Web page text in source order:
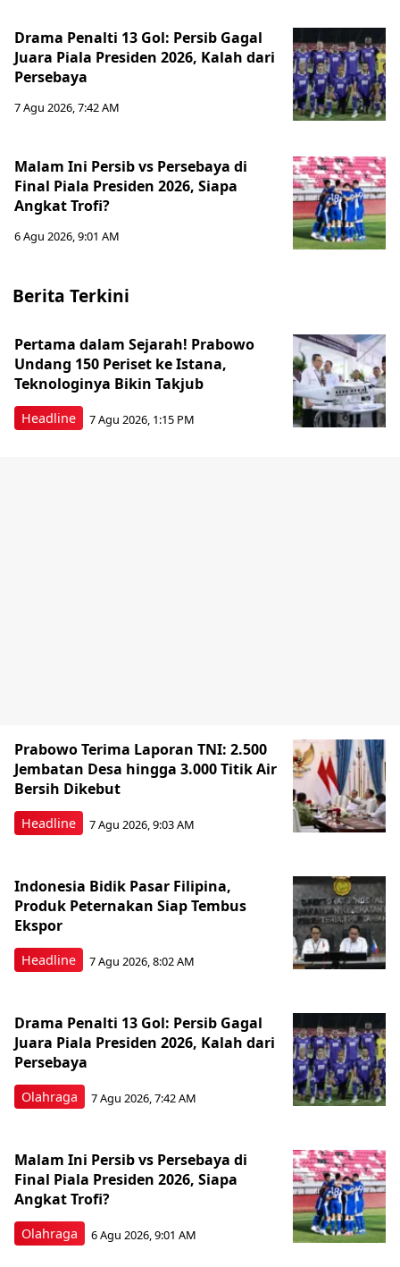
Drama Penalti 13 Gol: Persib Gagal
Juara Piala Presiden 2026, Kalah dari
Persebaya
7 Agu 2026, 7:42 AM
Malam Ini Persib vs Persebaya di
Final Piala Presiden 2026, Siapa
Angkat Trofi?
6 Agu 2026, 9:01 AM
Berita Terkini
Headline
Pertama dalam Sejarah! Prabowo
Undang 150 Periset ke Istana,
Teknologinya Bikin Takjub
7 Agu 2026, 1:15 PM
Headline
Prabowo Terima Laporan TNI: 2.500
Jembatan Desa hingga 3.000 Titik Air
Bersih Dikebut
7 Agu 2026, 9:03 AM
Headline
Indonesia Bidik Pasar Filipina,
Produk Peternakan Siap Tembus
Ekspor
7 Agu 2026, 8:02 AM
Olahraga
Drama Penalti 13 Gol: Persib Gagal
Juara Piala Presiden 2026, Kalah dari
Persebaya
7 Agu 2026, 7:42 AM
Olahraga
Malam Ini Persib vs Persebaya di
Final Piala Presiden 2026, Siapa
Angkat Trofi?
6 Agu 2026, 9:01 AM